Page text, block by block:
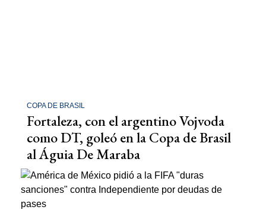
COPA DE BRASIL
Fortaleza, con el argentino Vojvoda
como DT, goleó en la Copa de Brasil
al Águia De Maraba